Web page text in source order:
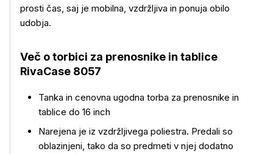
Več o izdelku
prosti čas, saj je mobilna, vzdržljiva in ponuja obilo
udobja.
Več o torbici za prenosnike in tablice
RivaCase 8057
Tanka in cenovna ugodna torba za prenosnike in
tablice do 16 inch
Narejena je iz vzdržljivega poliestra. Predali so
oblazinjeni, tako da so predmeti v njej dodatno